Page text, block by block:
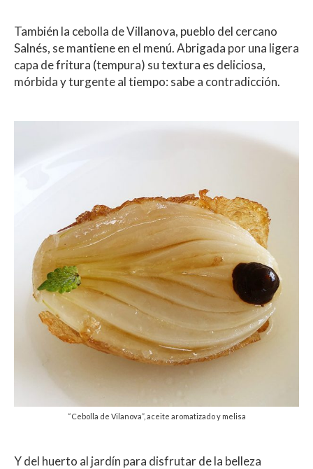
También la cebolla de Villanova, pueblo del cercano
Salnés, se mantiene en el menú. Abrigada por una ligera
capa de fritura (tempura) su textura es deliciosa,
mórbida y turgente al tiempo: sabe a contradicción.
“Cebolla de Vilanova”, aceite aromatizado y melisa
Y del huerto al jardín para disfrutar de la belleza